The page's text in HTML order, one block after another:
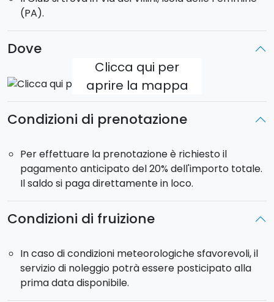
(PA).
Dove
Clicca qui per
aprire la mappa
Condizioni di prenotazione
Per effettuare la prenotazione è richiesto il
pagamento anticipato del 20% dell'importo totale.
Il saldo si paga direttamente in loco.
Condizioni di fruizione
In caso di condizioni meteorologiche sfavorevoli, il
servizio di noleggio potrà essere posticipato alla
prima data disponibile.